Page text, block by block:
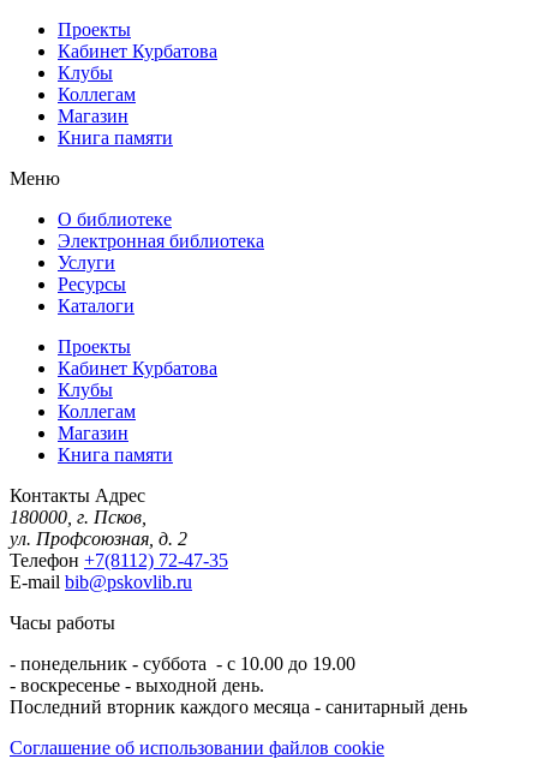
Проекты
Кабинет Курбатова
Клубы
Коллегам
Магазин
Книга памяти
Меню
О библиотеке
Электронная библиотека
Услуги
Ресурсы
Каталоги
Проекты
Кабинет Курбатова
Клубы
Коллегам
Магазин
Книга памяти
Контакты Адрес
180000, г. Псков,
ул. Профсоюзная, д. 2
Телефон +7(8112) 72-47-35
E-mail bib@pskovlib.ru
Часы работы
- понедельник - суббота - с 10.00 до 19.00
- воскресенье - выходной день.
Последний вторник каждого месяца - санитарный день
Соглашение об использовании файлов cookie